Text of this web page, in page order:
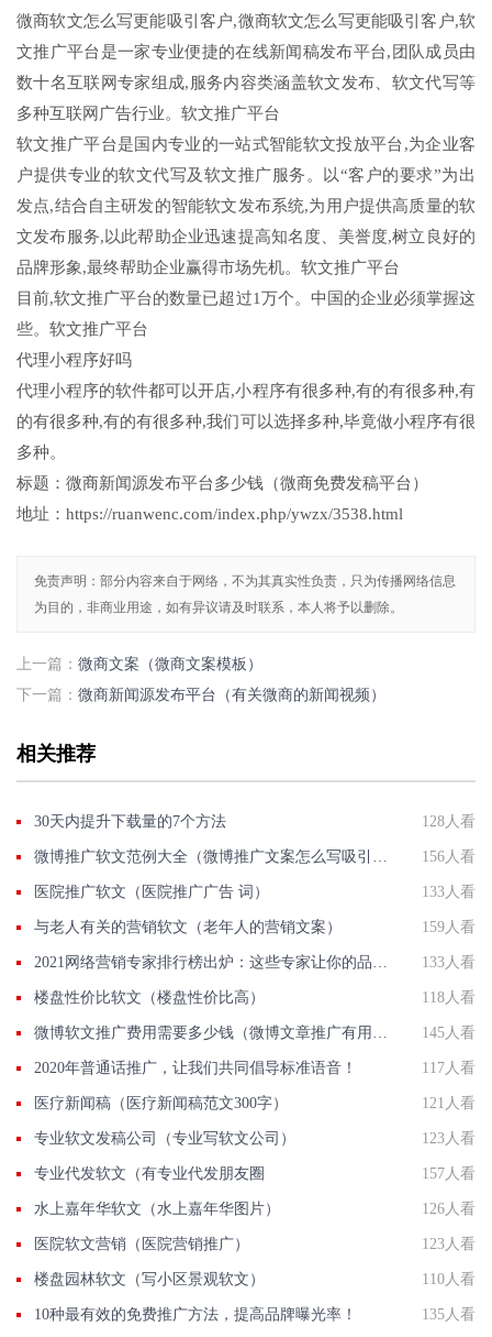
微商软文怎么写更能吸引客户,微商软文怎么写更能吸引客户,软
文推广平台是一家专业便捷的在线新闻稿发布平台,团队成员由
数十名互联网专家组成,服务内容类涵盖软文发布、软文代写等
多种互联网广告行业。软文推广平台
软文推广平台是国内专业的一站式智能软文投放平台,为企业客
户提供专业的软文代写及软文推广服务。以“客户的要求”为出
发点,结合自主研发的智能软文发布系统,为用户提供高质量的软
文发布服务,以此帮助企业迅速提高知名度、美誉度,树立良好的
品牌形象,最终帮助企业赢得市场先机。软文推广平台
目前,软文推广平台的数量已超过1万个。中国的企业必须掌握这
些。软文推广平台
代理小程序好吗
代理小程序的软件都可以开店,小程序有很多种,有的有很多种,有
的有很多种,有的有很多种,我们可以选择多种,毕竟做小程序有很
多种。
标题：微商新闻源发布平台多少钱（微商免费发稿平台）
地址：https://ruanwenc.com/index.php/ywzx/3538.html
免责声明：部分内容来自于网络，不为其真实性负责，只为传播网络信息
为目的，非商业用途，如有异议请及时联系，本人将予以删除。
上一篇： 微商文案（微商文案模板）
下一篇： 微商新闻源发布平台（有关微商的新闻视频）
相关推荐
30天内提升下载量的7个方法 128人看
156人看
医院推广软文（医院推广广告 词） 133人看
与老人有关的营销软文（老年人的营销文案） 159人看
133人看
楼盘性价比软文（楼盘性价比高） 118人看
145人看
2020年普通话推广，让我们共同倡导标准语音！ 117人看
医疗新闻稿（医疗新闻稿范文300字） 121人看
专业软文发稿公司（专业写软文公司） 123人看
专业代发软文（有专业代发朋友圈 157人看
水上嘉年华软文（水上嘉年华图片） 126人看
医院软文营销（医院营销推广） 123人看
楼盘园林软文（写小区景观软文） 110人看
10种最有效的免费推广方法，提高品牌曝光率！ 135人看